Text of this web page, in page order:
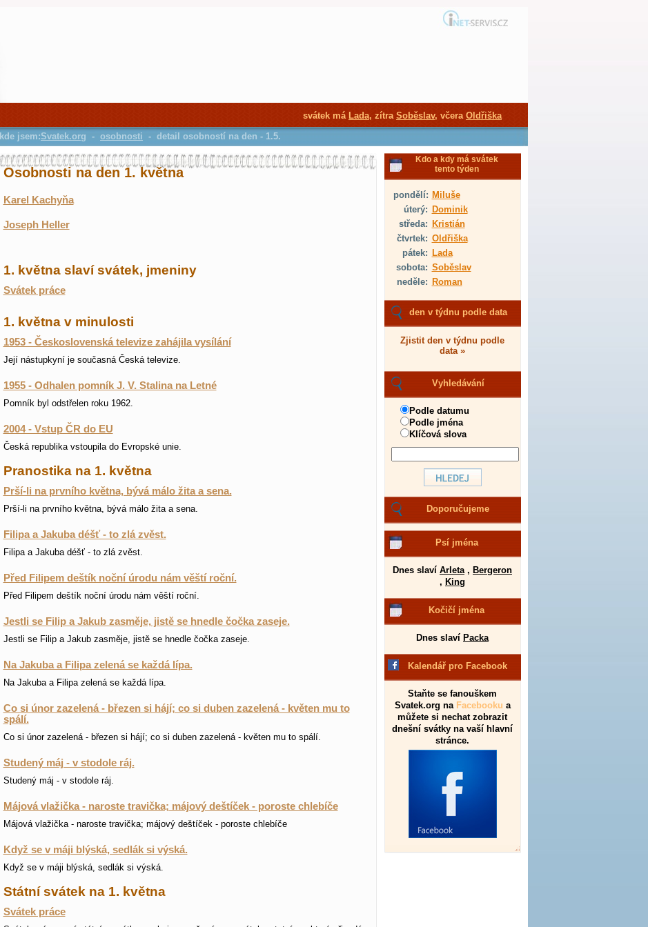
Osobnosti na den 1. května
Karel Kachyňa
Joseph Heller
1. května slaví svátek, jmeniny
Svátek práce
1. května v minulosti
1953 - Československá televize zahájila vysílání
Její nástupkyní je současná Česká televize.
1955 - Odhalen pomník J. V. Stalina na Letné
Pomník byl odstřelen roku 1962.
2004 - Vstup ČR do EU
Česká republika vstoupila do Evropské unie.
Pranostika na 1. května
Prší-li na prvního května, bývá málo žita a sena.
Prší-li na prvního května, bývá málo žita a sena.
Filipa a Jakuba déšť - to zlá zvěst.
Filipa a Jakuba déšť - to zlá zvěst.
Před Filipem deštík noční úrodu nám věští roční.
Před Filipem deštík noční úrodu nám věští roční.
Jestli se Filip a Jakub zasměje, jistě se hnedle čočka zaseje.
Jestli se Filip a Jakub zasměje, jistě se hnedle čočka zaseje.
Na Jakuba a Filipa zelená se každá lípa.
Na Jakuba a Filipa zelená se každá lípa.
Co si únor zazelená - březen si hájí; co si duben zazelená - květen mu to
spálí.
Co si únor zazelená - březen si hájí; co si duben zazelená - květen mu to spálí.
Studený máj - v stodole ráj.
Studený máj - v stodole ráj.
Májová vlažička - naroste travička; májový deštíček - poroste chlebíče
Májová vlažička - naroste travička; májový deštíček - poroste chlebíče
Když se v máji blýská, sedlák si výská.
Když se v máji blýská, sedlák si výská.
Státní svátek na 1. května
Svátek práce
Kdo a kdy má svátek
tento týden
pondělí: Miluše
úterý: Dominik
středa: Kristián
čtvrtek: Oldřiška
pátek: Lada
sobota: Soběslav
neděle: Roman
den v týdnu podle data
Zjistit den v týdnu podle
data »
Vyhledávání
Podle datumu
Podle jména
Klíčová slova
Doporučujeme
Psí jména
Dnes slaví Arleta, Bergeron
, King
Kočičí jména
Dnes slaví Packa
Kalendář pro Facebook
Staňte se fanouškem
Svatek.org na Facebooku a
můžete si nechat zobrazit
dnešní svátky na vaší hlavní
stránce.
svátek má Lada, zítra Soběslav, včera Oldřiška
kde jsem:Svatek.org - osobnosti - detail osobností na den - 1.5.